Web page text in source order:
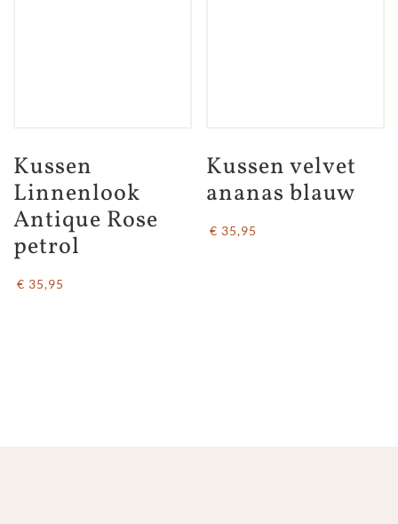
Kussen
Linnenlook
Antique Rose
petrol
€ 35,95
Kussen velvet
ananas blauw
€ 35,95